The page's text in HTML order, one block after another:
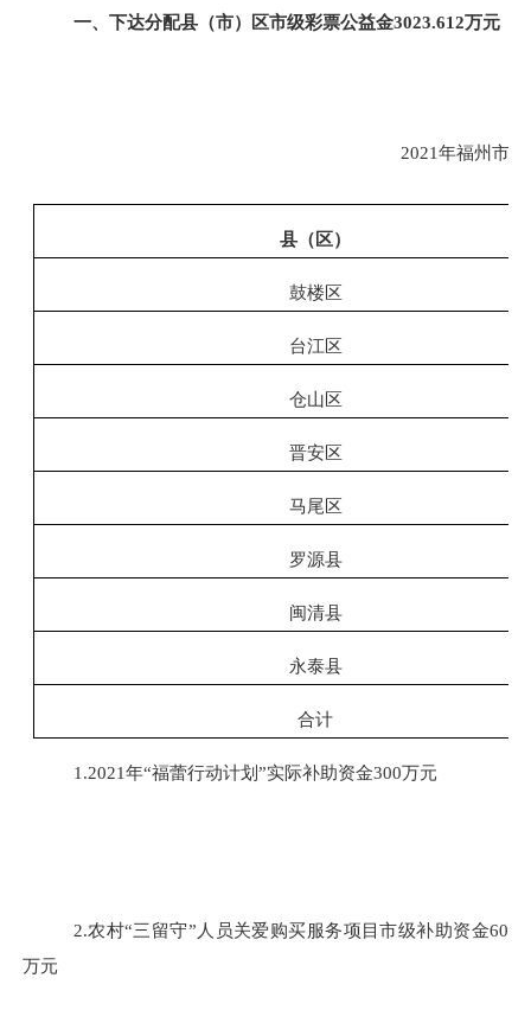
一、 下达分配县（市）区市级彩票公益金3023.612万元
2021年福州市“
县（区）
鼓楼区
台江区
仓山区
晋安区
马尾区
罗源县
闽清县
永泰县
合计
1.2021年“福蕾行动计划”实际补助资金300万元
2.农村“三留守”人员关爱购买服务项目市级补助资金60
万元